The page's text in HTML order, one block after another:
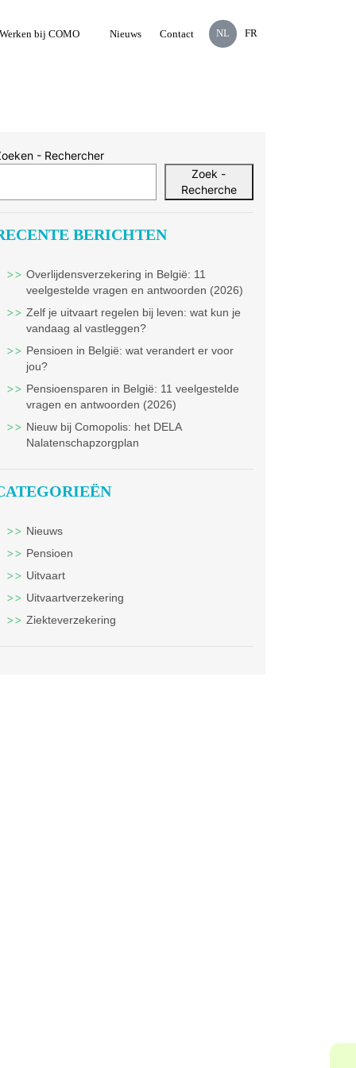
Werken bij COMO Nieuws Contact NL FR
- Rechercher
Zoek -
Recherche
BERICHTEN
Overlijdensverzekering in België: 11
veelgestelde vragen en antwoorden (2026)
Zelf je uitvaart regelen bij leven: wat kun je
vandaag al vastleggen?
Pensioen in België: wat verandert er voor
jou?
Pensioensparen in België: 11 veelgestelde
vragen en antwoorden (2026)
Nieuw bij Comopolis: het DELA
Nalatenschapzorgplan
Nieuws
Pensioen
Uitvaart
Uitvaartverzekering
Ziekteverzekering